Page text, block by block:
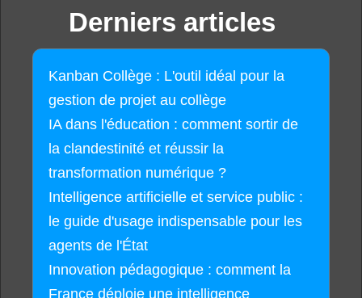
Derniers articles
Kanban Collège : L'outil idéal pour la
gestion de projet au collège
IA dans l'éducation : comment sortir de
la clandestinité et réussir la
transformation numérique ?
Intelligence artificielle et service public :
le guide d'usage indispensable pour les
agents de l'État
Innovation pédagogique : comment la
France déploie une intelligence